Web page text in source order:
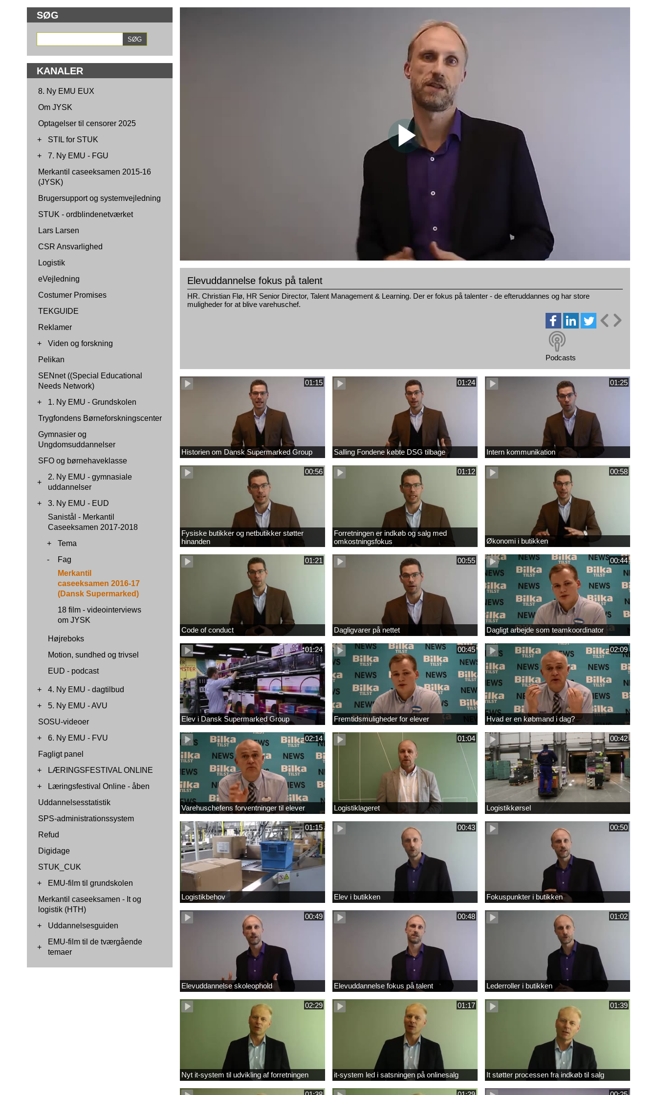
SØG
KANALER
8. Ny EMU EUX
Om JYSK
Optagelser til censorer 2025
+
STIL for STUK
+
7. Ny EMU - FGU
Merkantil caseeksamen 2015-16
(JYSK)
Brugersupport og systemvejledning
STUK - ordblindenetværket
Lars Larsen
CSR Ansvarlighed
Logistik
eVejledning
Costumer Promises
TEKGUIDE
Reklamer
+
Viden og forskning
Pelikan
SENnet ((Special Educational
Needs Network)
+
1. Ny EMU - Grundskolen
Trygfondens Børneforskningscenter
Gymnasier og
Ungdomsuddannelser
SFO og børnehaveklasse
+
2. Ny EMU - gymnasiale
uddannelser
+
3. Ny EMU - EUD
Sanistål - Merkantil
Caseeksamen 2017-2018
+
Tema
-
Fag
Merkantil
caseeksamen 2016-17
(Dansk Supermarked)
18 film - videointerviews
om JYSK
Højreboks
Motion, sundhed og trivsel
EUD - podcast
+
4. Ny EMU - dagtilbud
+
5. Ny EMU - AVU
SOSU-videoer
+
6. Ny EMU - FVU
Fagligt panel
+
LÆRINGSFESTIVAL ONLINE
+
Læringsfestival Online - åben
Uddannelsesstatistik
SPS-administrationssystem
Refud
Digidage
STUK_CUK
+
EMU-film til grundskolen
Merkantil caseeksamen - It og
logistik (HTH)
+
Uddannelsesguiden
+
EMU-film til de tværgående
temaer
Elevuddannelse fokus på talent
HR. Christian Flø, HR Senior Director, Talent Management & Learning. Der er fokus på talenter - de efteruddannes og har store
muligheder for at blive varehuschef.
Podcasts
01:15
Historien om Dansk Supermarked Group
01:24
Salling Fondene købte DSG tilbage
01:25
Intern kommunikation
00:56
Fysiske butikker og netbutikker støtter
hinanden
01:12
Forretningen er indkøb og salg med
omkostningsfokus
00:58
Økonomi i butikken
01:21
Code of conduct
00:55
Dagligvarer på nettet
00:44
Dagligt arbejde som teamkoordinator
01:24
Elev i Dansk Supermarked Group
00:45
Fremtidsmuligheder for elever
02:09
Hvad er en købmand i dag?
02:14
Varehuschefens forventninger til elever
01:04
Logistiklageret
00:42
Logistikkørsel
01:15
Logistikbehov
00:43
Elev i butikken
00:50
Fokuspunkter i butikken
00:49
Elevuddannelse skoleophold
00:48
Elevuddannelse fokus på talent
01:02
Lederroller i butikken
02:29
Nyt it-system til udvikling af forretningen
01:17
it-system led i satsningen på onlinesalg
01:39
It støtter processen fra indkøb til salg